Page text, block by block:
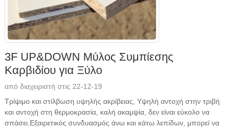
3F UP&DOWN Μύλος Συμπίεσης
Καρβιδίου για Ξύλο
από διαχειριστή στις 22-12-19
Τρίψιμο και στίλβωση υψηλής ακρίβειας, Υψηλή αντοχή στην τριβή
και αντοχή στη θερμοκρασία, καλή ακαμψία, δεν είναι εύκολο να
σπάσει.Εξαιρετικός συνδυασμός άνω και κάτω λεπίδων, μπορεί να